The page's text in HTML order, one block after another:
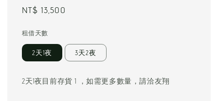
Regular
NT$ 13,500
租借天數
2天1夜 3天2夜
2天1夜目前存貨 1 ，如需更多數量，請洽友翔